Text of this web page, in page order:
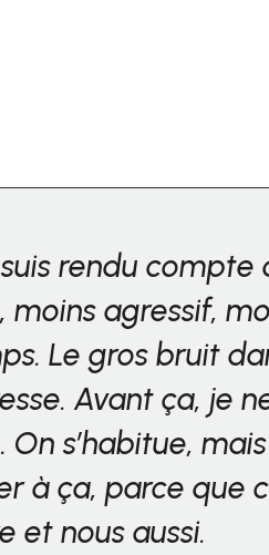
rendu compte
moins agressif,
Le gros bruit
Avant ça, je
s’habitue,
à ça, parce que
et nous aussi.